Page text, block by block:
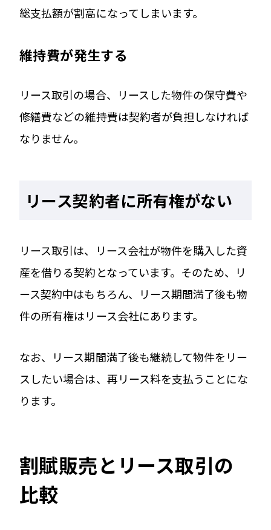
総支払額が割高になってしまいます。
維持費が発生する
リース取引の場合、リースした物件の保守費や
修繕費などの維持費は契約者が負担しなければ
なりません。
リース契約者に所有権がない
リース取引は、リース会社が物件を購入した資
産を借りる契約となっています。そのため、リ
ース契約中はもちろん、リース期間満了後も物
件の所有権はリース会社にあります。
なお、リース期間満了後も継続して物件をリー
スしたい場合は、再リース料を支払うことにな
ります。
割賦販売とリース取引の
比較